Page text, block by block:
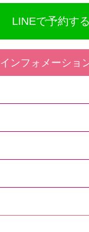
LINEで予約する
インフォメーショ